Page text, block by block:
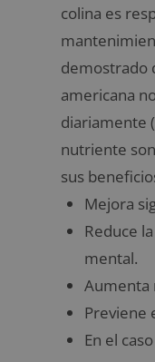
colina es
demostrado
americana
diariamente
nutriente
sus
Mejora
Reduce
mental.
Aumenta
Previene
En el